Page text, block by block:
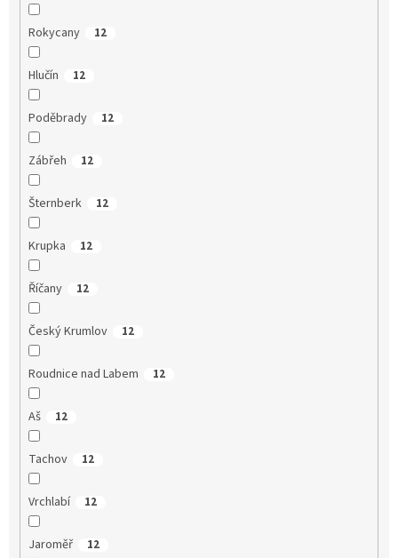
Rokycany 12
Hlučín 12
Poděbrady 12
Zábřeh 12
Šternberk 12
Krupka 12
Říčany 12
Český Krumlov 12
Roudnice nad Labem 12
Aš 12
Tachov 12
Vrchlabí 12
Jaroměř 12